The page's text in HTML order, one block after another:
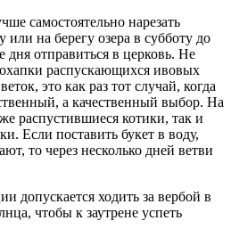
самостоятельно нарезать
или на берегу озера в субботу до
дня отправиться в церковь. Не
распускающихся ивовых
это как раз тот случай, когда
а качественный выбор. На
распустившиеся котики, так и
Если поставить букет в воду,
то через несколько дней ветви
допускается ходить за вербой в
чтобы к заутрене успеть